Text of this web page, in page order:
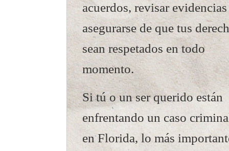
acuerdos, revisar
asegurarse de que tus
sean respetados en todo
momento.
Si tú o un ser querido están
enfrentando un caso
en Florida, lo más